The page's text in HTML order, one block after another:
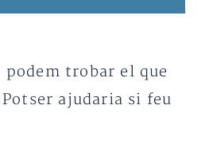
podem trobar el que
ajudaria si feu